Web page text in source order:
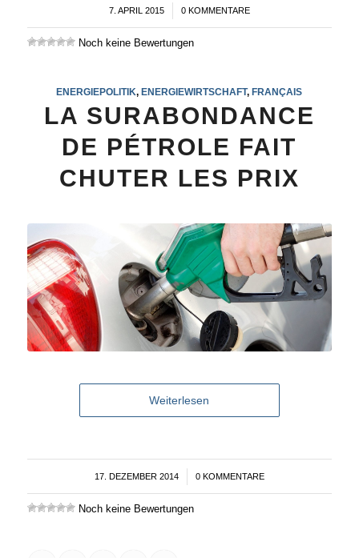
7. APRIL 2015
/ 0 KOMMENTARE
Noch keine Bewertungen
ENERGIEPOLITIK,ENERGIEWIRTSCHAFT,FRANÇAIS
LA SURABONDANCE
DE PÉTROLE FAIT
CHUTER LES PRIX
Weiterlesen
17. DEZEMBER 2014
/ 0 KOMMENTARE
Noch keine Bewertungen